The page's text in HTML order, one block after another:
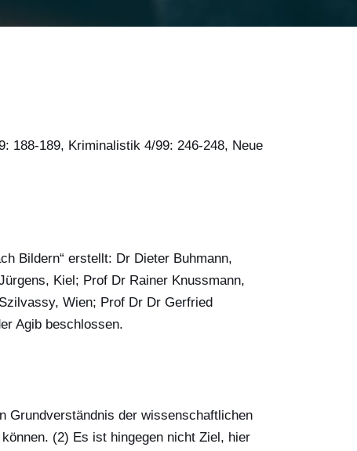
188-189, Kriminalistik 4/99: 246-248, Neue
Bildern“ erstellt: Dr Dieter Buhmann,
Kiel; Prof Dr Rainer Knussmann,
Wien; Prof Dr Dr Gerfried
Agib beschlossen.
Grundverständnis der wissenschaftlichen
(2) Es ist hingegen nicht Ziel, hier